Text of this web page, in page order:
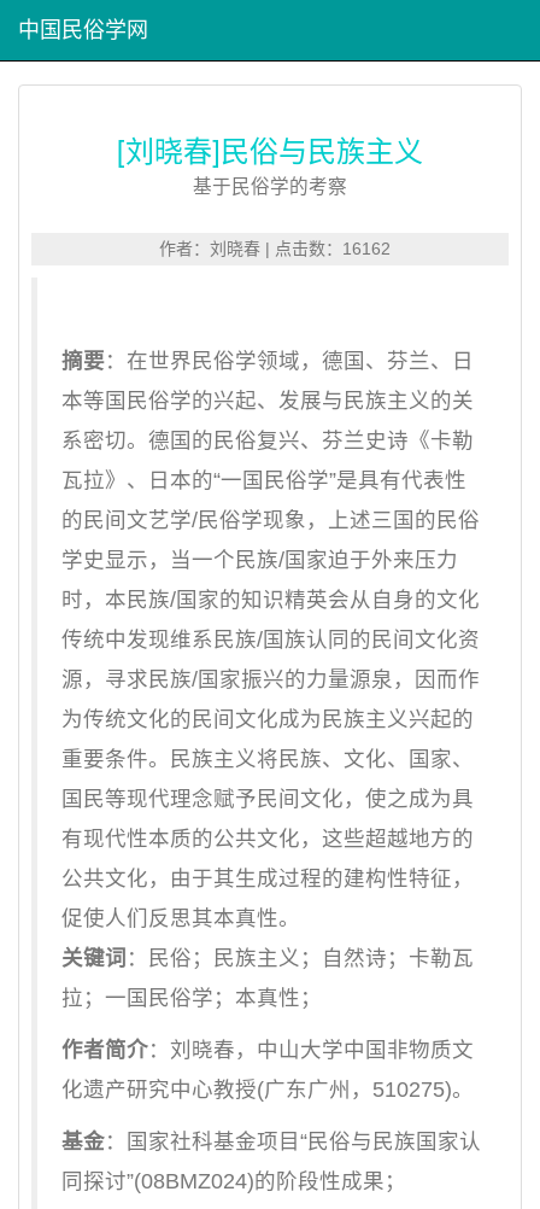
中国民俗学网
[刘晓春]民俗与民族主义
基于民俗学的考察
作者：刘晓春 | 点击数：16162
摘要：在世界民俗学领域，德国、芬兰、日
本等国民俗学的兴起、发展与民族主义的关
系密切。德国的民俗复兴、芬兰史诗《卡勒
瓦拉》、日本的“一国民俗学”是具有代表性
的民间文艺学/民俗学现象，上述三国的民俗
学史显示，当一个民族/国家迫于外来压力
时，本民族/国家的知识精英会从自身的文化
传统中发现维系民族/国族认同的民间文化资
源，寻求民族/国家振兴的力量源泉，因而作
为传统文化的民间文化成为民族主义兴起的
重要条件。民族主义将民族、文化、国家、
国民等现代理念赋予民间文化，使之成为具
有现代性本质的公共文化，这些超越地方的
公共文化，由于其生成过程的建构性特征，
促使人们反思其本真性。
关键词 ：民俗；民族主义；自然诗；卡勒瓦
拉；一国民俗学；本真性；
作者简介：刘晓春，中山大学中国非物质文
化遗产研究中心教授(广东广州，510275)。
基金：国家社科基金项目“民俗与民族国家认
同探讨”(08BMZ024)的阶段性成果；